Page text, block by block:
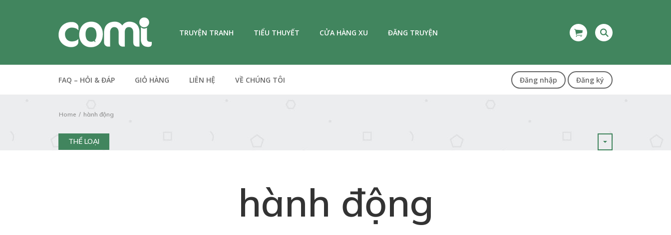
TRUYỆN TRANH TIỂU THUYẾT CỬA HÀNG XU ĐĂNG TRUYỆN
FAQ – HỎI & ĐÁP GIỎ HÀNG LIÊN HỆ VỀ CHÚNG TÔI Đăng nhập Đăng ký
Home hành động
THỂ LOẠI
hành động